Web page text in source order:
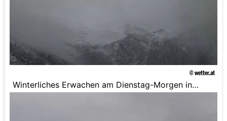
© wetter.at
Winterliches Erwachen am Dienstag-Morgen in